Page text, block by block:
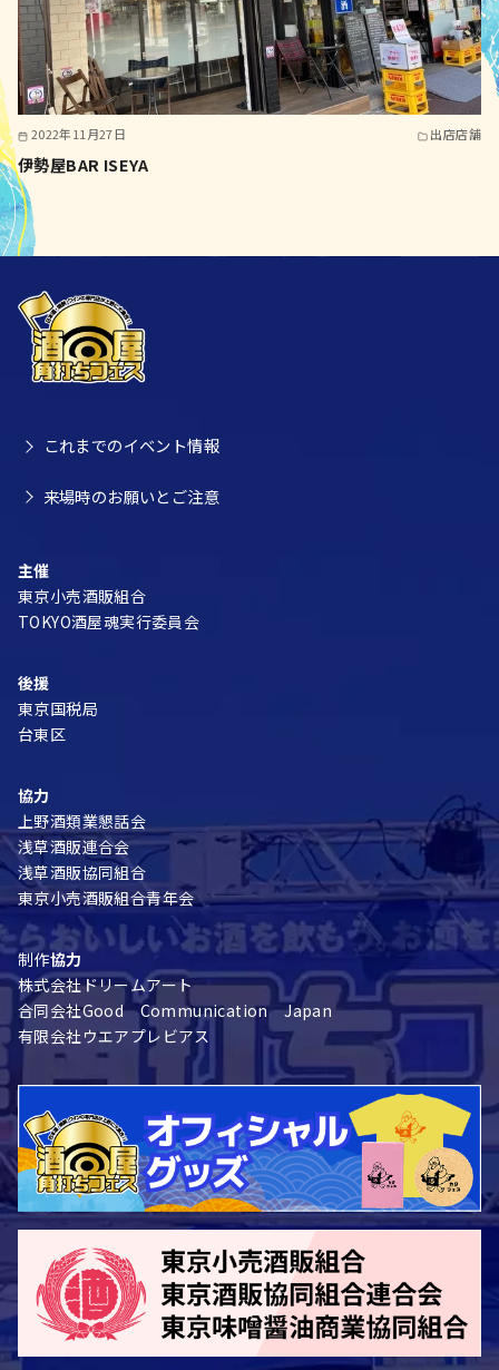
2022年11月27日 出店店舗
伊勢屋BAR ISEYA
これまでのイベント情報
来場時のお願いとご注意
主催
東京小売酒販組合
TOKYO酒屋魂実行委員会
後援
東京国税局
台東区
協力
上野酒類業懇話会
浅草酒販連合会
浅草酒販協同組合
東京小売酒販組合青年会
制作協力
株式会社ドリームアート
合同会社Good Communication Japan
有限会社ウエアプレビアス